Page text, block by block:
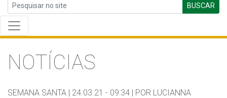
BUSCAR
NOTÍCIAS
SEMANA SANTA | 24.03.21 - 09:34 | POR LUCIANNA